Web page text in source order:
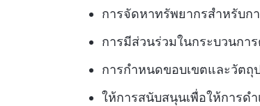
การจัดหาทรัพยากรสำหรับก
การมีส่วนร่วมในกระบวนกา
การกำหนดขอบเขตและวัตถุ
ให้การสนับสนุนเพื่อให้การด